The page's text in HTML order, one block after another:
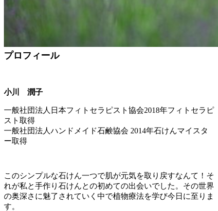
プロフィール
小川 潤子
一般社団法人日本フィトセラピスト協会2018年フィトセラピ
スト取得
一般社団法人ハンドメイド石鹸協会 2014年石けんマイスタ
ー取得
このシンプルな石けん一つで肌が元気を取り戻すなんて！そ
れが私と手作り石けんとの初めての出会いでした。その世界
の奥深さに魅了されていく中で植物療法を学び今日に至りま
す。